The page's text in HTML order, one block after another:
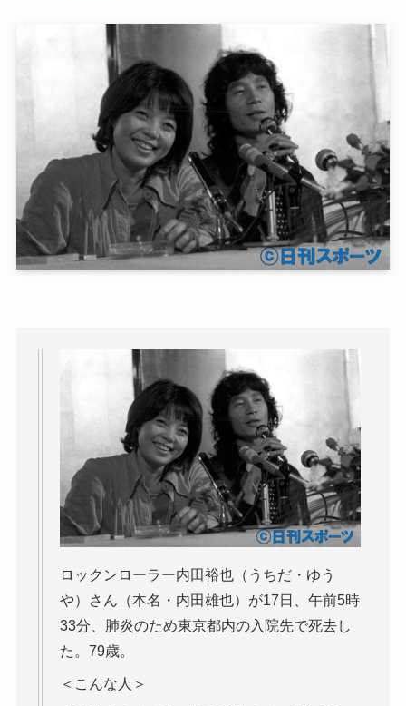
ロックンローラー内田裕也（うちだ・ゆう
や）さん（本名・内田雄也）が17日、午前5時
33分、肺炎のため東京都内の入院先で死去し
た。79歳。
＜こんな人＞